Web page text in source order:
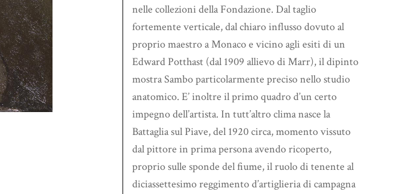
nelle collezioni della Fondazione. Dal taglio
fortemente verticale, dal chiaro influsso dovuto al
proprio maestro a Monaco e vicino agli esiti di un
Edward Potthast (dal 1909 allievo di Marr), il dipinto
mostra Sambo particolarmente preciso nello studio
anatomico. E’ inoltre il primo quadro d’un certo
impegno dell’artista. In tutt’altro clima nasce la
Battaglia sul Piave, del 1920 circa, momento vissuto
dal pittore in prima persona avendo ricoperto,
proprio sulle sponde del fiume, il ruolo di tenente al
diciassettesimo reggimento d’artiglieria di campagna